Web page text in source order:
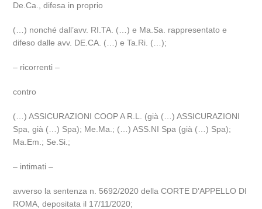
De.Ca., difesa in proprio
(…) nonché dall’avv. RI.TA. (…) e Ma.Sa. rappresentato e
difeso dalle avv. DE.CA. (…) e Ta.Ri. (…);
– ricorrenti –
contro
(…) ASSICURAZIONI COOP A R.L. (già (…) ASSICURAZIONI
Spa, già (…) Spa); Me.Ma.; (…) ASS.NI Spa (già (…) Spa);
Ma.Em.; Se.Si.;
– intimati –
avverso la sentenza n. 5692/2020 della CORTE D’APPELLO DI
ROMA, depositata il 17/11/2020;